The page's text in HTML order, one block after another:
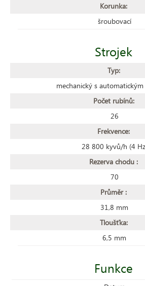
Korunka:
šroubovací
Strojek
Typ:
mechanický s
Počet rubínů:
26
Frekvence:
28 800 kyvů/h (4
Rezerva chodu :
70
Průměr :
31,8 mm
Tloušťka:
6,5 mm
Funkce